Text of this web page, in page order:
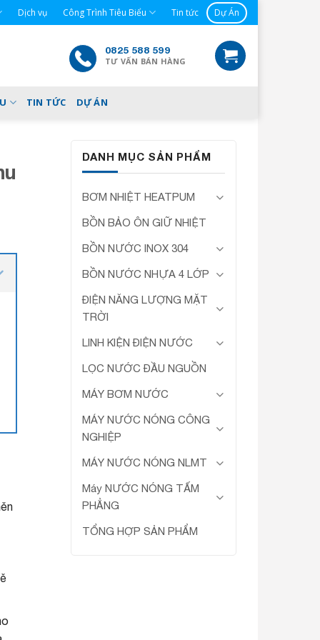
Dịch vụ Công Trình Tiêu Biểu Tin tức Dự Án
0825 588 599
TƯ VẤN BÁN HÀNG
TIN TỨC DỰ ÁN
DANH MỤC SẢN PHẨM
BƠM NHIỆT HEATPUM
BỒN BẢO ÔN GIỮ NHIỆT
BỒN NƯỚC INOX 304
BỒN NƯỚC NHỰA 4 LỚP
ĐIỆN NĂNG LƯỢNG MẶT
TRỜI
LINH KIỆN ĐIỆN NƯỚC
LỌC NƯỚC ĐẦU NGUỒN
MÁY BƠM NƯỚC
MÁY NƯỚC NÓNG CÔNG
NGHIỆP
MÁY NƯỚC NÓNG NLMT
Máy NƯỚC NÓNG TẤM
PHẲNG
TỔNG HỢP SẢN PHẨM